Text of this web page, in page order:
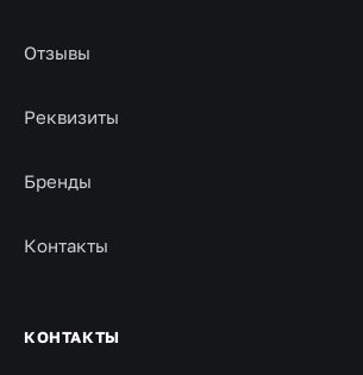
Отзывы
Реквизиты
Бренды
Контакты
КОНТАКТЫ